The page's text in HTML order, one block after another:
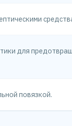
для
повязкой.